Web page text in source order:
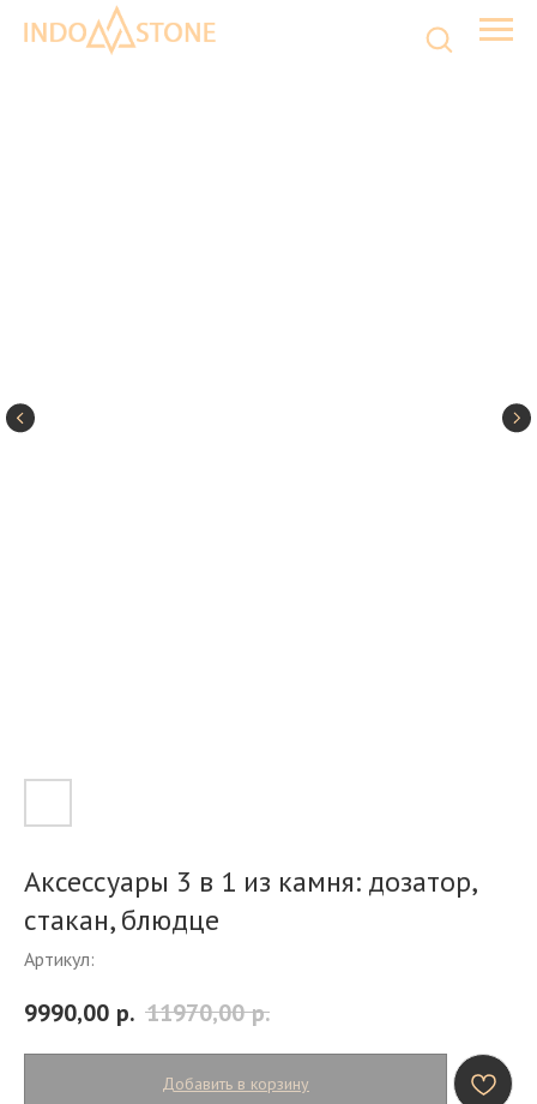
Аксессуары 3 в 1 из камня: дозатор,
стакан, блюдце
Артикул:
9990,00 р. 11970,00 р.
Добавить в корзину